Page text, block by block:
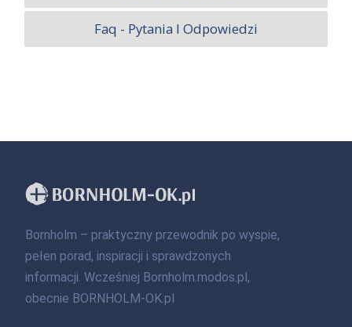
Faq - Pytania I Odpowiedzi
Bornholm – praktyczny przewodnik po wyspie,
pełen porad, inspiracji i sprawdzonych
informacji. Wcześniej Bornholm.modos.pl,
obecnie BORNHOLM-OK.pl